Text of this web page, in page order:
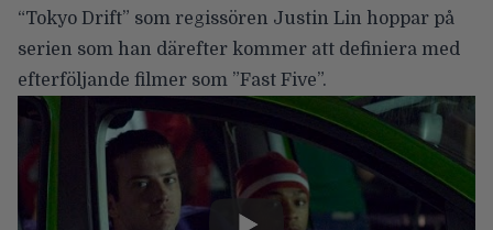
“Tokyo Drift” som regissören Justin Lin hoppar på
serien som han därefter kommer att definiera med
efterföljande filmer som ”Fast Five”.